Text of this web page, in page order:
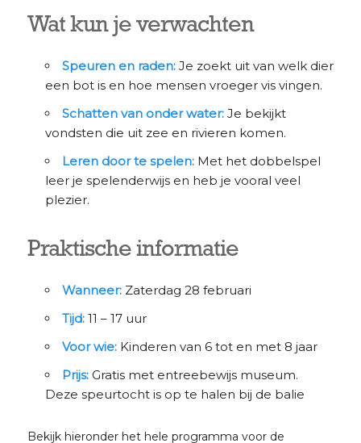
Wat kun je verwachten
Speuren en raden:Je zoekt uit van welk dier
een bot is en hoe mensen vroeger vis vingen.
Schatten van onder water:Je bekijkt
vondsten die uit zee en rivieren komen.
Leren door te spelen:Met het dobbelspel
leer je spelenderwijs en heb je vooral veel
plezier.
Praktische informatie
Wanneer:Zaterdag 28 februari
Tijd:11 – 17 uur
Voor wie:Kinderen van 6 tot en met 8 jaar
Prijs:Gratis met entreebewijs museum.
Deze speurtocht is op te halen bij de balie
Bekijk hieronder het hele programma voor de